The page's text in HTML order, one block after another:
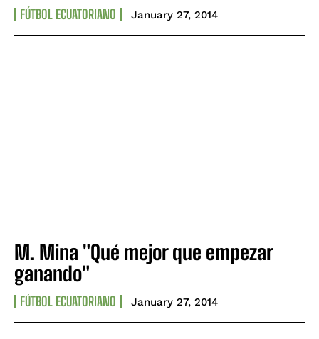
FÚTBOL ECUATORIANO January 27, 2014
M. Mina "Qué mejor que empezar
ganando"
FÚTBOL ECUATORIANO January 27, 2014